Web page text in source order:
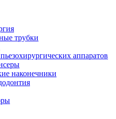
трубки
аппаратов
наконечники